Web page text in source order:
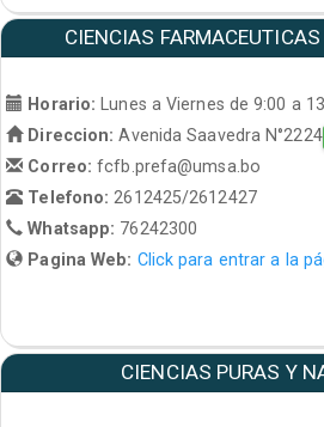
CIENCIAS
Horario: Lunes a Viernes de 9:00 a
Direccion: Avenida Saavedra N°2224
Correo:fcfb.prefa@umsa.bo
Telefono:2612425/2612427
Whatsapp: 76242300
Pagina Web: Click para entrar a la
CIENCIAS PURAS Y